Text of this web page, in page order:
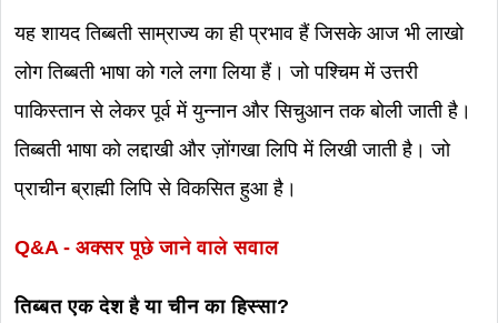
यह शायद तिब्बती साम्राज्य का ही प्रभाव हैं जिसके आज भी लाखो
लोग तिब्बती भाषा को गले लगा लिया हैं। जो पश्चिम में उत्तरी
पाकिस्तान से लेकर पूर्व में युन्नान और सिचुआन तक बोली जाती है।
तिब्बती भाषा को लद्दाखी और ज़ोंगखा लिपि में लिखी जाती है। जो
प्राचीन ब्राह्मी लिपि से विकसित हुआ है।
Q&A - अक्सर पूछे जाने वाले सवाल
तिब्बत एक देश है या चीन का हिस्सा?